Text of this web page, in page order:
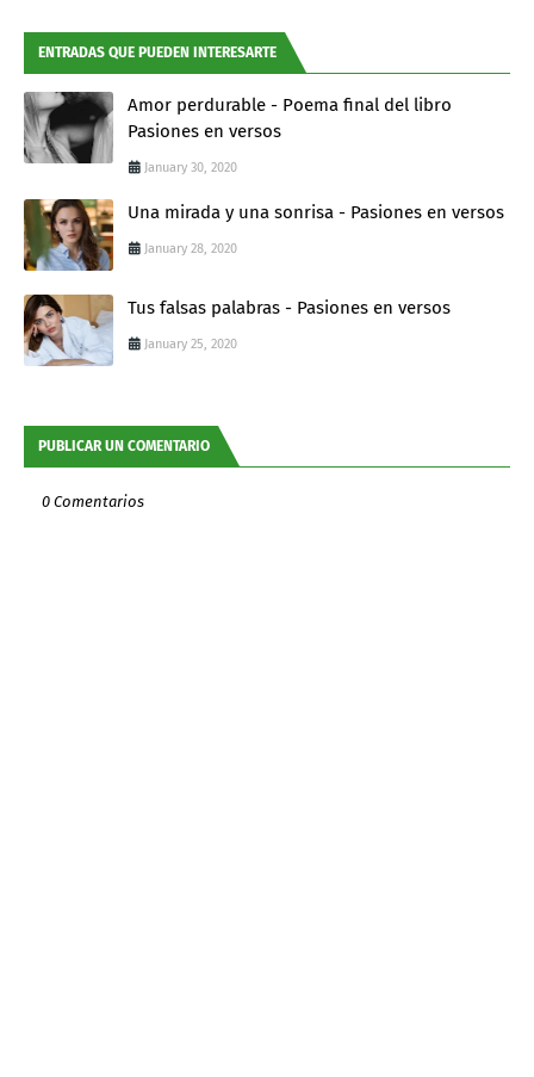
ENTRADAS QUE PUEDEN INTERESARTE
Amor perdurable - Poema final del libro
Pasiones en versos
January 30, 2020
Una mirada y una sonrisa - Pasiones en versos
January 28, 2020
Tus falsas palabras - Pasiones en versos
January 25, 2020
PUBLICAR UN COMENTARIO
0 Comentarios